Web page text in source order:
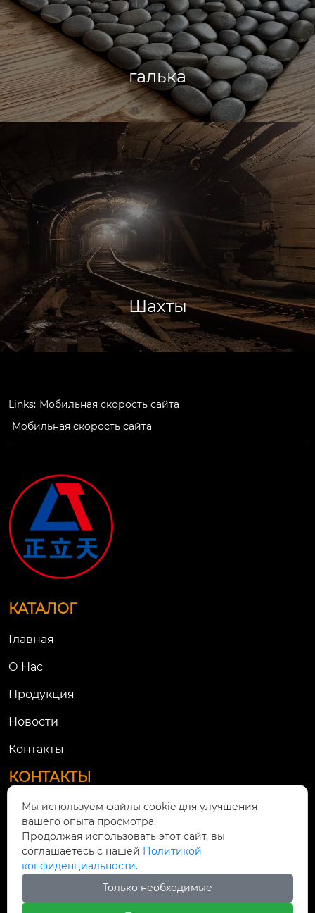
галька
Шахты
Links: Мобильная скорость сайта
Мобильная скорость сайта
КАТАЛОГ
Главная
О Нac
Продукция
Новости
Контакты
КОНТАКТЫ
 Дорога Тяньгуань № 21, город Линьцюн, город
Цюнлай, город Чэнду, провинция Сычуань
 619788365@qq.com
 +86-028-68187111
Мы используем файлы cookie для улучшения
вашего опыта просмотра.
Продолжая использовать этот сайт, вы
соглашаетесь с нашей Политикой
конфиденциальности.
Только необходимые